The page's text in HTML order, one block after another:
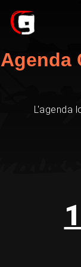
Agenda
L'agenda